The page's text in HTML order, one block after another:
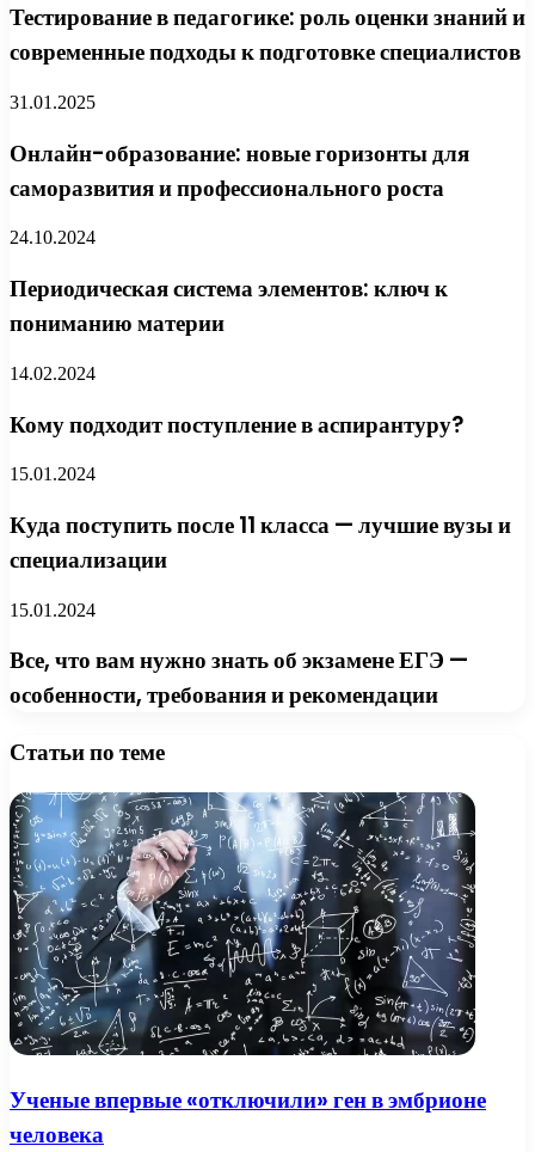
Тестирование в педагогике: роль оценки знаний и
современные подходы к подготовке специалистов
31.01.2025
Онлайн-образование: новые горизонты для
саморазвития и профессионального роста
24.10.2024
Периодическая система элементов: ключ к
пониманию материи
14.02.2024
Кому подходит поступление в аспирантуру?
15.01.2024
Куда поступить после 11 класса — лучшие вузы и
специализации
15.01.2024
Все, что вам нужно знать об экзамене ЕГЭ —
особенности, требования и рекомендации
Статьи по теме
Ученые впервые «отключили» ген в эмбрионе
человека